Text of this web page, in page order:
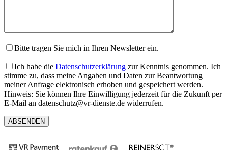
Bitte tragen Sie mich in Ihren Newsletter ein.
Ich habe die Datenschutzerklärung zur Kenntnis genommen. Ich
stimme zu, dass meine Angaben und Daten zur Beantwortung
meiner Anfrage elektronisch erhoben und gespeichert werden.
Hinweis: Sie können Ihre Einwilligung jederzeit für die Zukunft per
E-Mail an datenschutz@vr-dienste.de widerrufen.